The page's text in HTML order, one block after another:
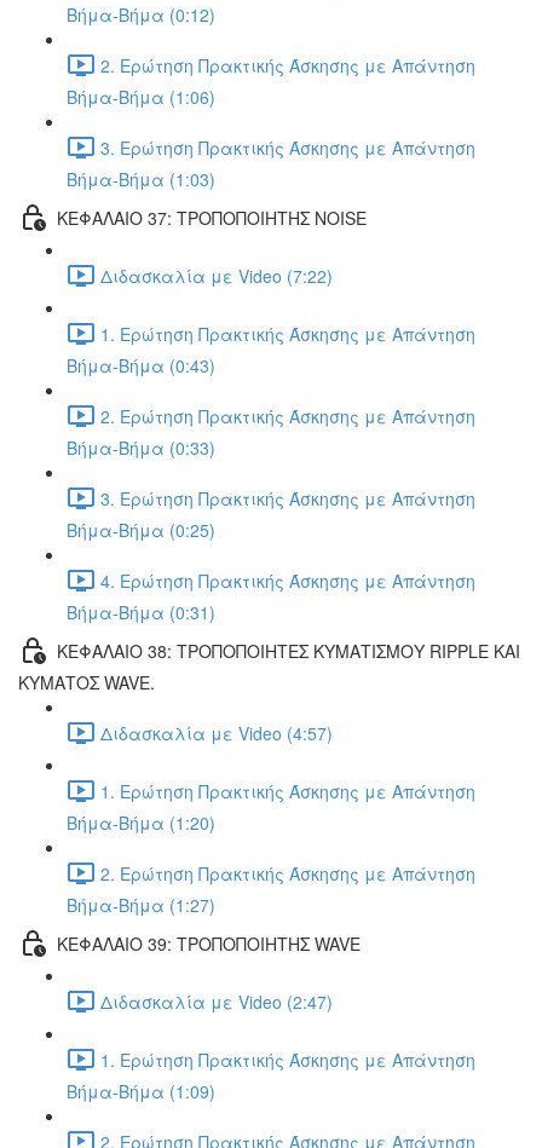
Βήμα-Βήμα (0:12)
2. Ερώτηση Πρακτικής Άσκησης με Απάντηση
Βήμα-Βήμα (1:06)
3. Ερώτηση Πρακτικής Άσκησης με Απάντηση
Βήμα-Βήμα (1:03)
ΚΕΦΑΛΑΙΟ 37: ΤΡΟΠΟΠΟΙΗΤΗΣ NOISE
Διδασκαλία με Video (7:22)
1. Ερώτηση Πρακτικής Άσκησης με Απάντηση
Βήμα-Βήμα (0:43)
2. Ερώτηση Πρακτικής Άσκησης με Απάντηση
Βήμα-Βήμα (0:33)
3. Ερώτηση Πρακτικής Άσκησης με Απάντηση
Βήμα-Βήμα (0:25)
4. Ερώτηση Πρακτικής Άσκησης με Απάντηση
Βήμα-Βήμα (0:31)
ΚΕΦΑΛΑΙΟ 38: ΤΡΟΠΟΠΟΙΗΤΕΣ ΚΥΜΑΤΙΣΜΟΥ RIPPLE ΚΑΙ
ΚΥΜΑΤΟΣ WAVE.
Διδασκαλία με Video (4:57)
1. Ερώτηση Πρακτικής Άσκησης με Απάντηση
Βήμα-Βήμα (1:20)
2. Ερώτηση Πρακτικής Άσκησης με Απάντηση
Βήμα-Βήμα (1:27)
ΚΕΦΑΛΑΙΟ 39: ΤΡΟΠΟΠΟΙΗΤΗΣ WAVE
Διδασκαλία με Video (2:47)
1. Ερώτηση Πρακτικής Άσκησης με Απάντηση
Βήμα-Βήμα (1:09)
2. Ερώτηση Πρακτικής Άσκησης με Απάντηση